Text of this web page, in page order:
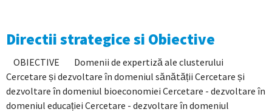
Directii strategice si Obiective
OBIECTIVE Domenii de expertiză ale clusterului
Cercetare și dezvoltare în domeniul sănătății Cercetare și
dezvoltare în domeniul bioeconomiei Cercetare - dezvoltare în
domeniul educației Cercetare - dezvoltare în domeniul